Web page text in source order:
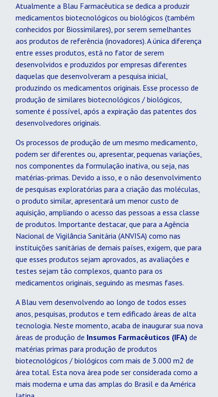
Atualmente a Blau Farmacêutica se dedica a produzir
medicamentos biotecnológicos ou biológicos (também
conhecidos por Biossimilares), por serem semelhantes
aos produtos de referência (inovadores). A única diferença
entre esses produtos, está no fator de serem
desenvolvidos e produzidos por empresas diferentes
daquelas que desenvolveram a pesquisa inicial,
produzindo os medicamentos originais. Esse processo de
produção de similares biotecnológicos / biológicos,
somente é possível, após a expiração das patentes dos
desenvolvedores originais.
Os processos de produção de um mesmo medicamento,
podem ser diferentes ou, apresentar, pequenas variações,
nos componentes da formulação inativa, ou seja, nas
matérias-primas. Devido a isso, e o não desenvolvimento
de pesquisas exploratórias para a criação das moléculas,
o produto similar, apresentará um menor custo de
aquisição, ampliando o acesso das pessoas a essa classe
de produtos. Importante destacar, que para a Agência
Nacional de Vigilância Sanitária (ANVISA) como nas
instituições sanitárias de demais países, exigem, que para
que esses produtos sejam aprovados, as avaliações e
testes sejam tão complexos, quanto para os
medicamentos originais, seguindo as mesmas fases.
A Blau vem desenvolvendo ao longo de todos esses
anos, pesquisas, produtos e tem edificado áreas de alta
tecnologia. Neste momento, acaba de inaugurar sua nova
áreas de produção de Insumos Farmacêuticos (IFA)de
matérias primas para produção de produtos
biotecnológicos / biológicos com mais de 3.000 m2 de
área total. Esta nova área pode ser considerada como a
mais moderna e uma das amplas do Brasil e da América